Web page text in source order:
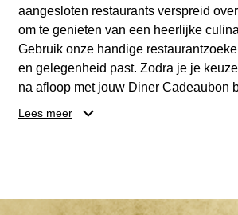
aangesloten restaurants verspreid
om te genieten van een heerlijke
Gebruik onze handige
en gelegenheid past. Zodra je je
na afloop met jouw Diner Cadeaubon
één keer te besteden. Het resterende
Lees meer